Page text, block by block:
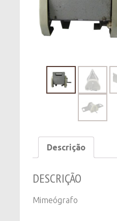
Descrição
DESCRIÇÃO
Mimeógrafo